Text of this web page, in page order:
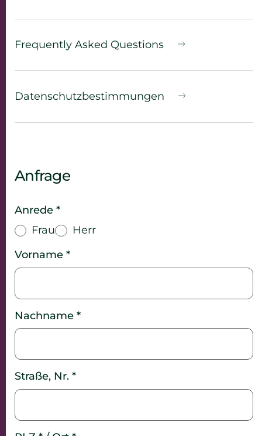
Frequently Asked Questions
Datenschutz­bestimmungen
Anfrage
Anrede *
Frau
Herr
Vorname *
Nachname *
Straße, Nr. *